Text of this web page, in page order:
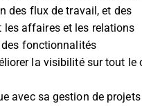
des flux de travail, et des
les affaires et les relations
fonctionnalités
la visibilité sur tout le
avec sa gestion de projets